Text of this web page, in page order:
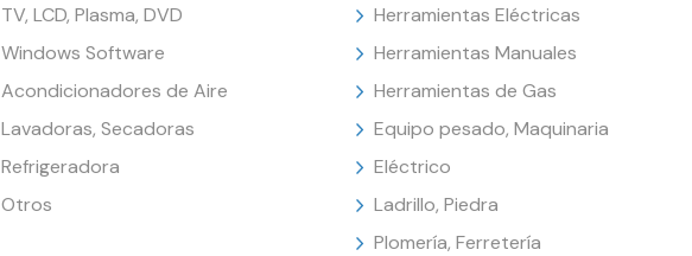
TV, LCD, Plasma, DVD
Windows Software
Acondicionadores de Aire
Lavadoras, Secadoras
Refrigeradora
Otros
Herramientas Eléctricas
Herramientas Manuales
Herramientas de Gas
Equipo pesado, Maquinaria
Eléctrico
Ladrillo, Piedra
Plomería, Ferretería